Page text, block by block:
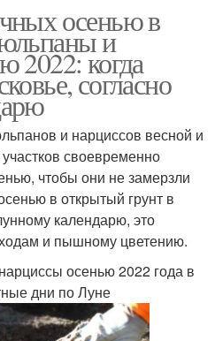
осенью в
и
2022: когда
согласно
и нарциссов весной и
своевременно
чтобы они не замерзли
в открытый грунт в
календарю, это
и пышному цветению.
осенью 2022 года в
дни по Луне